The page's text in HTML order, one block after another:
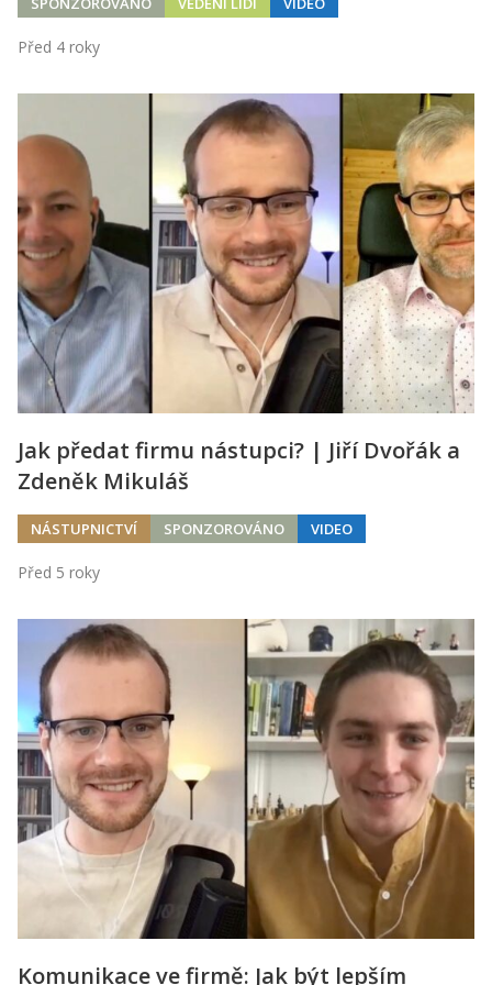
Před 4 roky
Jak předat firmu nástupci? | Jiří Dvořák a
Zdeněk Mikuláš
NÁSTUPNICTVÍ SPONZOROVÁNO VIDEO
Před 5 roky
Komunikace ve firmě: Jak být lepším